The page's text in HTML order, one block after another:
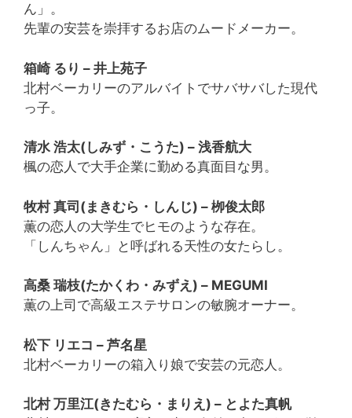
ん」。
先輩の安芸を崇拝するお店のムードメーカー。
箱崎 るり – 井上苑子
北村ベーカリーのアルバイトでサバサバした現代
っ子。
清水 浩太(しみず・こうた) – 浅香航大
楓の恋人で大手企業に勤める真面目な男。
牧村 真司(まきむら・しんじ) – 栁俊太郎
薫の恋人の大学生でヒモのような存在。
「しんちゃん」と呼ばれる天性の女たらし。
高桑 瑞枝(たかくわ・みずえ) – MEGUMI
薫の上司で高級エステサロンの敏腕オーナー。
松下 リエコ – 芦名星
北村ベーカリーの箱入り娘で安芸の元恋人。
北村 万里江(きたむら・まりえ) – とよた真帆